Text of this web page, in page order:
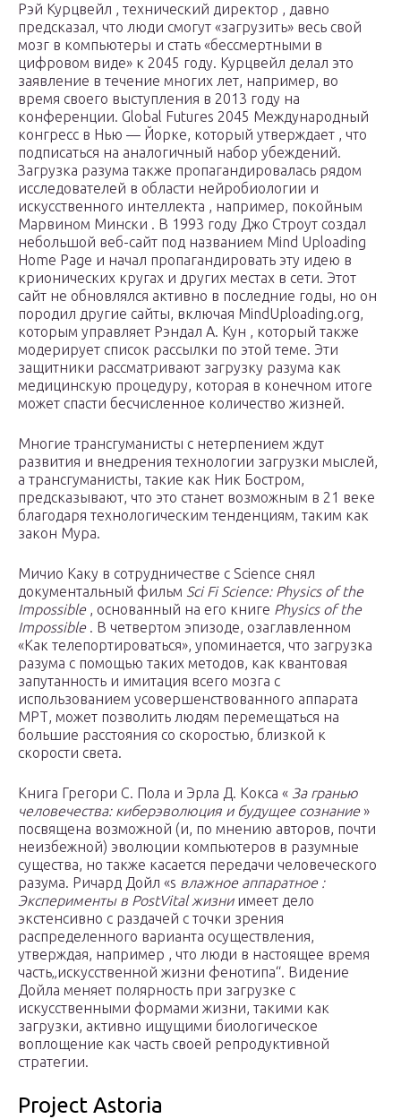
Рэй Курцвейл , технический директор , давно
предсказал, что люди смогут «загрузить» весь свой
мозг в компьютеры и стать «бессмертными в
цифровом виде» к 2045 году. Курцвейл делал это
заявление в течение многих лет, например, во
время своего выступления в 2013 году на
конференции. Global Futures 2045 Международный
конгресс в Нью — Йорке, который утверждает , что
подписаться на аналогичный набор убеждений.
Загрузка разума также пропагандировалась рядом
исследователей в области нейробиологии и
искусственного интеллекта , например, покойным
Марвином Мински . В 1993 году Джо Строут создал
небольшой веб-сайт под названием Mind Uploading
Home Page и начал пропагандировать эту идею в
крионических кругах и других местах в сети. Этот
сайт не обновлялся активно в последние годы, но он
породил другие сайты, включая MindUploading.org,
которым управляет Рэндал А. Кун , который также
модерирует список рассылки по этой теме. Эти
защитники рассматривают загрузку разума как
медицинскую процедуру, которая в конечном итоге
может спасти бесчисленное количество жизней.
Многие трансгуманисты с нетерпением ждут
развития и внедрения технологии загрузки мыслей,
а трансгуманисты, такие как Ник Бостром,
предсказывают, что это станет возможным в 21 веке
благодаря технологическим тенденциям, таким как
закон Мура.
Мичио Каку в сотрудничестве с Science снял
документальный фильм Sci Fi Science: Physics of the
Impossible, основанный на его книге Physics of the
Impossible. В четвертом эпизоде, озаглавленном
«Как телепортироваться», упоминается, что загрузка
разума с помощью таких методов, как квантовая
запутанность и имитация всего мозга с
использованием усовершенствованного аппарата
МРТ, может позволить людям перемещаться на
большие расстояния со скоростью, близкой к
скорости света.
Книга Грегори С. Пола и Эрла Д. Кокса « За гранью
человечества: киберэволюция и будущее сознание»
посвящена возможной (и, по мнению авторов, почти
неизбежной) эволюции компьютеров в разумные
существа, но также касается передачи человеческого
разума. Ричард Дойл «s влажное аппаратное :
Эксперименты в PostVital жизниимеет дело
экстенсивно с раздачей с точки зрения
распределенного варианта осуществления,
утверждая, например , что люди в настоящее время
часть„искусственной жизни фенотипа“. Видение
Дойла меняет полярность при загрузке с
искусственными формами жизни, такими как
загрузки, активно ищущими биологическое
воплощение как часть своей репродуктивной
стратегии.
Project Astoria